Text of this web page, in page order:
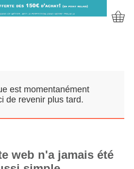
Prendre RDV
Nos Marques
Contact
est momentanément
de revenir plus tard.
web n'a jamais été